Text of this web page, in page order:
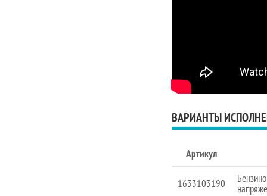
ВАРИАНТЫ
Артикул
1633103190